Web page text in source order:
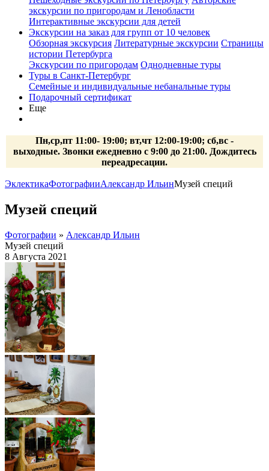
экскурсии по пригородам и Ленобласти
Интерактивные экскурсии для детей
Экскурсии на заказ для групп от 10 человек
Обзорная экскурсия Литературные экскурсии Страницы
истории Петербурга
Экскурсии по пригородам Однодневные туры
Туры в Санкт-Петербург
Семейные и индивидуальные небанальные туры
Подарочный сертификат
Еще
Пн,ср,пт 11:00- 19:00; вт,чт 12:00-19:00; сб,вс -
выходные. Звонки ежедневно с 9:00 до 21:00. Дождитесь
переадресации.
ЭклектикаФотографииАлександр ИльинМузей специй
Музей специй
Фотографии » Александр Ильин
Музей специй
8 Августа 2021